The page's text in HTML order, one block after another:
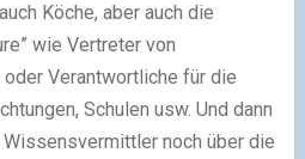
Köche, aber auch die
wie Vertreter von
Verantwortliche für die
Schulen usw. Und dann
noch über die